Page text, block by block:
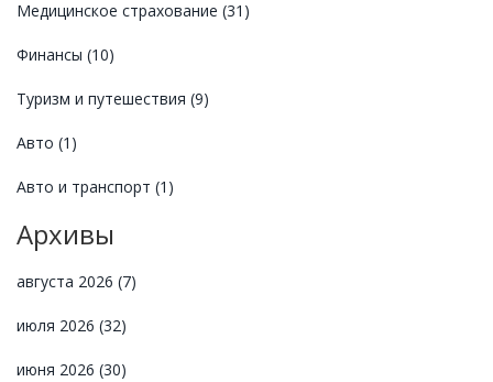
Медицинское страхование (31)
Финансы (10)
Туризм и путешествия (9)
Авто (1)
Авто и транспорт (1)
Архивы
августа 2026 (7)
июля 2026 (32)
июня 2026 (30)